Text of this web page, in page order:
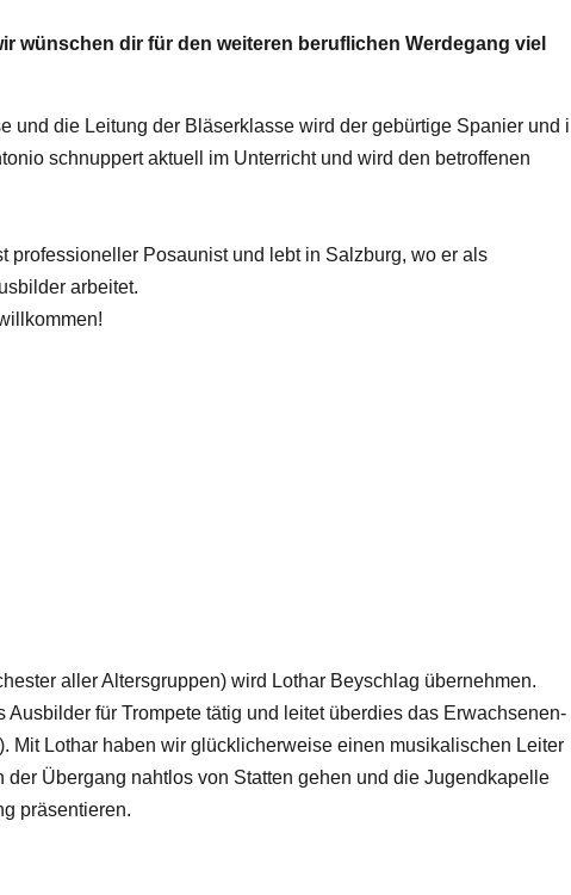
wünschen dir für den weiteren beruflichen Werdegang viel
und die Leitung der Bläserklasse wird der gebürtige Spanier und
schnuppert aktuell im Unterricht und wird den betroffenen
Posaunist und lebt in Salzburg, wo er als
arbeitet.
aller Altersgruppen) wird Lothar Beyschlag übernehmen.
für Trompete tätig und leitet überdies das Erwachsenen-
Mit Lothar haben wir glücklicherweise einen musikalischen Leiter
Übergang nahtlos von Statten gehen und die Jugendkapelle
präsentieren.